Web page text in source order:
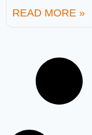
READ MORE »